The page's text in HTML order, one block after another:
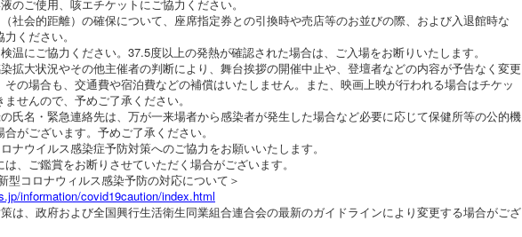
のご使用、咳エチケットにご協力ください。
社会的距離）の確保について、座席指定券との引換時や売店等のお並びの際、および入退館時な
ください。
温にご協力ください。37.5度以上の発熱が確認された場合は、ご入場をお断りいたします。
拡大状況やその他主催者の判断により、舞台挨拶の開催中止や、登壇者などの内容が予告なく変更
の場合も、交通費や宿泊費などの補償はいたしません。また、映画上映が行われる場合はチケッ
せんので、予めご了承ください。
氏名・緊急連絡先は、万が一来場者から感染者が発生した場合など必要に応じて保健所等の公的機
がございます。予めご了承ください。
ナウイルス感染症予防対策へのご協力をお願いいたします。
、ご鑑賞をお断りさせていただく場合がございます。
型コロナウィルス感染予防の対応について＞
information/covid19caution/index.html
は、政府および全国興行生活衛生同業組合連合会の最新のガイドラインにより変更する場合がござ